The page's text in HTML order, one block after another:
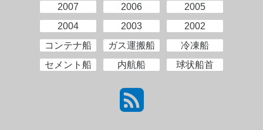
2007
2006
2005
2004
2003
2002
コンテナ船
ガス運搬船
冷凍船
セメント船
内航船 球状船首